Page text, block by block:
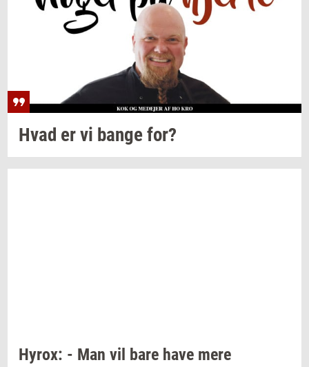
Hvad er vi bange for?
Hyrox: - Man vil bare have mere